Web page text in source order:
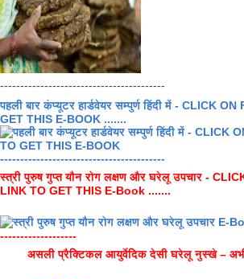
-----------------------------------------
पहली बार कंप्यूटर हार्डवेयर सम्पुर्ण हिंदी में - CLICK
GET THIS E-BOOK .......
-----------------------------------------
स्त्री पुरुष गुप्त यौन रोग लक्षण और घरेलू उपचार -
LINK TO GET THIS E-Book .......
-------------------
असली प्रैक्टिकल आयुर्वेदिक देसी घरेलू नुस्खे –